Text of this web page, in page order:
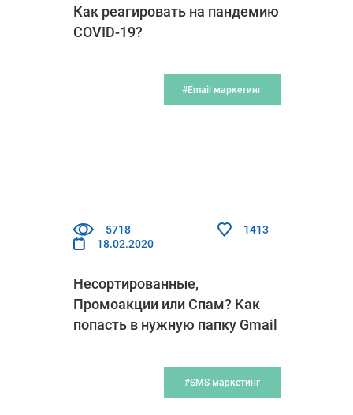
Как реагировать на пандемию
COVID-19?
#Email маркетинг
5718
1413
18.02.2020
Несортированные,
Промоакции или Спам? Как
попасть в нужную папку Gmail
#SMS маркетинг